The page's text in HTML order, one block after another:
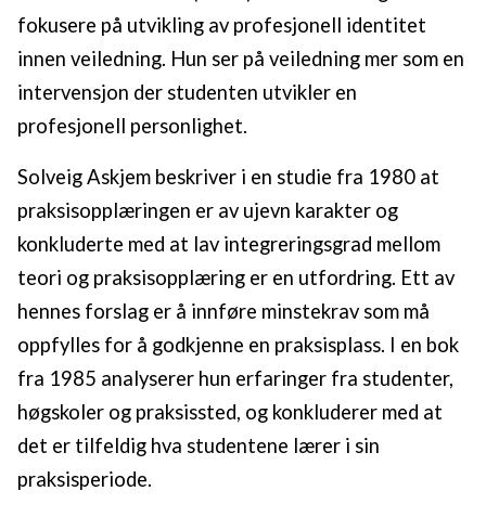
fokusere på utvikling av profesjonell identitet
innen veiledning. Hun ser på veiledning mer som en
intervensjon der studenten utvikler en
profesjonell personlighet.
Solveig Askjem beskriver i en studie fra 1980 at
praksisopplæringen er av ujevn karakter og
konkluderte med at lav integreringsgrad mellom
teori og praksisopplæring er en utfordring. Ett av
hennes forslag er å innføre minstekrav som må
oppfylles for å godkjenne en praksisplass. I en bok
fra 1985 analyserer hun erfaringer fra studenter,
høgskoler og praksissted, og konkluderer med at
det er tilfeldig hva studentene lærer i sin
praksisperiode.